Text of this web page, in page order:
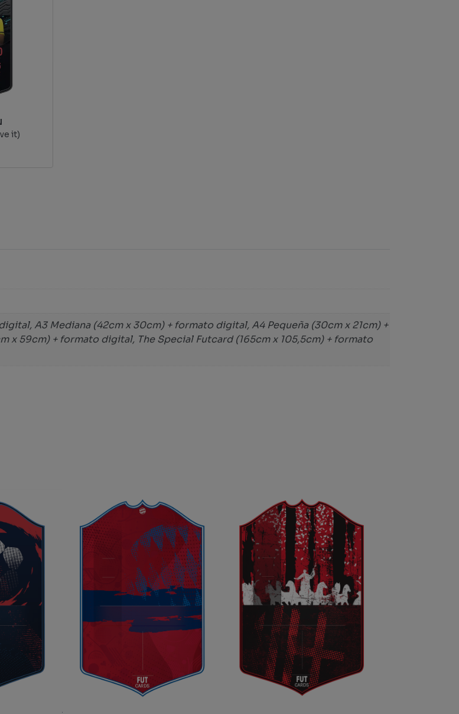
it)
A3 Mediana (42cm x 30cm) + formato digital, A4 Pequeña (30cm x 21cm) +
x 59cm) + formato digital, The Special Futcard (165cm x 105,5cm) + formato